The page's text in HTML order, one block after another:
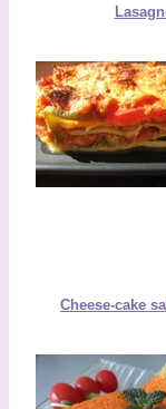
Cheese-cake